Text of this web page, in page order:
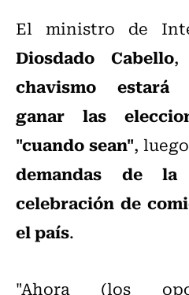
El ministro de
Diosdado Cabello,
chavismo estará
ganar las
"cuando sean",
demandas de la
celebración de
el país.
"Ahora (los